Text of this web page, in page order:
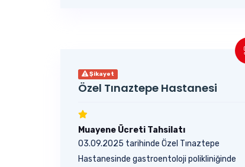
Şikayet
Özel Tınaztepe Hastanesi
Muayene Ücreti Tahsilatı
03.09.2025 tarihinde Özel Tınaztepe
Hastanesinde gastroentoloji polikliniğinde